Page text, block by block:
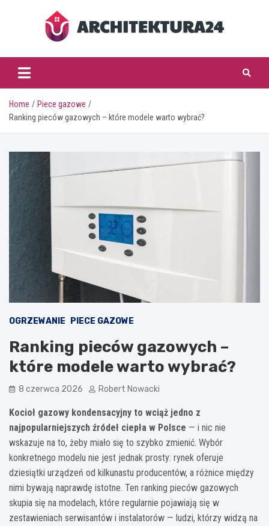
architektura24.pl
Home
Piece gazowe
Ranking pieców gazowych – które modele warto wybrać?
OGRZEWANIE PIECE GAZOWE
Ranking pieców gazowych –
które modele warto wybrać?
8 czerwca 2026 Robert Nowacki
Kocioł gazowy kondensacyjny to wciąż jedno z
najpopularniejszych źródeł ciepła w Polsce — i nic nie
wskazuje na to, żeby miało się to szybko zmienić. Wybór
konkretnego modelu nie jest jednak prosty: rynek oferuje
dziesiątki urządzeń od kilkunastu producentów, a różnice między
nimi bywają naprawdę istotne. Ten ranking pieców gazowych
skupia się na modelach, które regularnie pojawiają się w
zestawieniach serwisantów i instalatorów — ludzi, którzy widzą na